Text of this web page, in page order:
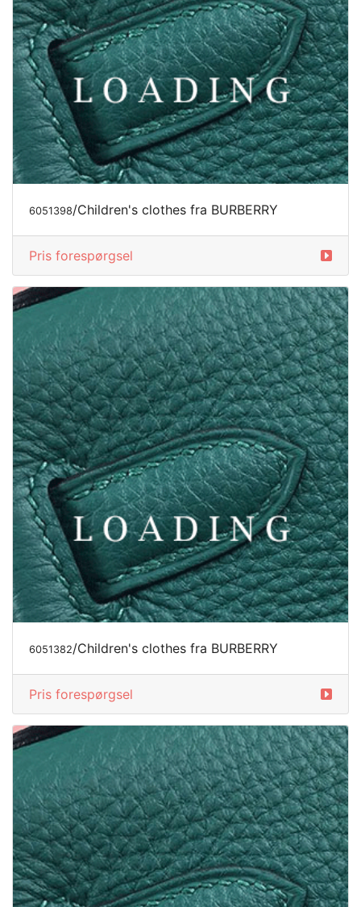
6051398/Children's clothes fra BURBERRY
Pris forespørgsel
6051382/Children's clothes fra BURBERRY
Pris forespørgsel